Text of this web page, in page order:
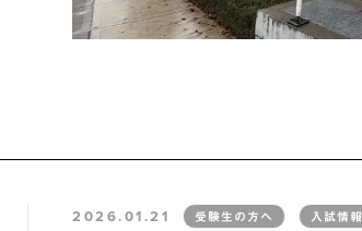
2026.01.21 受験生の方へ 入試情報